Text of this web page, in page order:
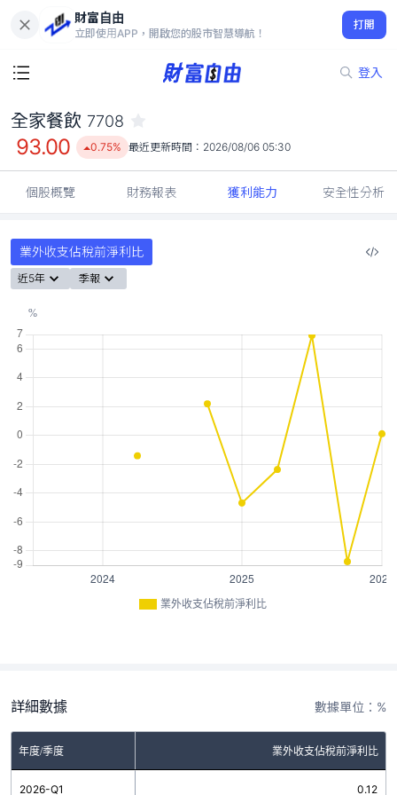
財富自由
立即使用APP，開啟您的股市智慧導航！
打開
登入
93.00
0.75%
全家餐飲 7708
93.00 0.75% 最近更新時間： 2026/08/06 05:30
個股概覽 財務報表 獲利能力 安全性分析
業外收支佔稅前淨利比
近5年 季報
業外收支佔稅前淨利比
詳細數據 數據單位：%
年度/季度 業外收支佔稅前淨利比
2026-Q1 0.12